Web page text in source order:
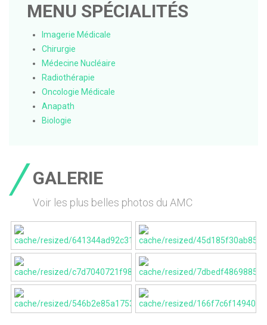
MENU SPÉCIALITÉS
Imagerie Médicale
Chirurgie
Médecine Nucléaire
Radiothérapie
Oncologie Médicale
Anapath
Biologie
GALERIE
Voir les plus belles photos du AMC